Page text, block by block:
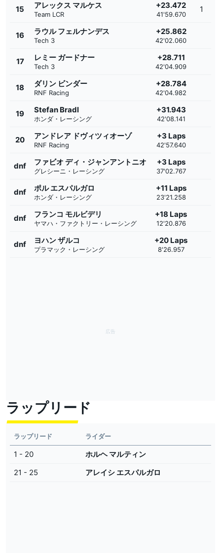
15 アレックス マルケス
Team LCR
+23.472
41'59.670
1
16 ラウル フェルナンデス
Tech 3
+25.862
42'02.060
17 レミー ガードナー
Tech 3
+28.711
42'04.909
18 ダリン ビンダー
RNF Racing
+28.784
42'04.982
19 Stefan Bradl
ホンダ・レーシング
+31.943
42'08.141
20 アンドレア ドヴィツィオーゾ
RNF Racing
+3 Laps
42'57.640
dnf ファビオ ディ・ジャンアントニオ
グレシーニ・レーシング
+3 Laps
37'02.767
dnf ポル エスパルガロ
ホンダ・レーシング
+11 Laps
23'21.258
dnf フランコ モルビデリ
ヤマハ・ファクトリー・レーシング
+18 Laps
12'20.876
dnf ヨハン ザルコ
プラマック・レーシング
+20 Laps
8'26.957
ラップリード
ラップリード ライダー
1 - 20
ホルヘ マルティン
21 - 25
アレイシ エスパルガロ